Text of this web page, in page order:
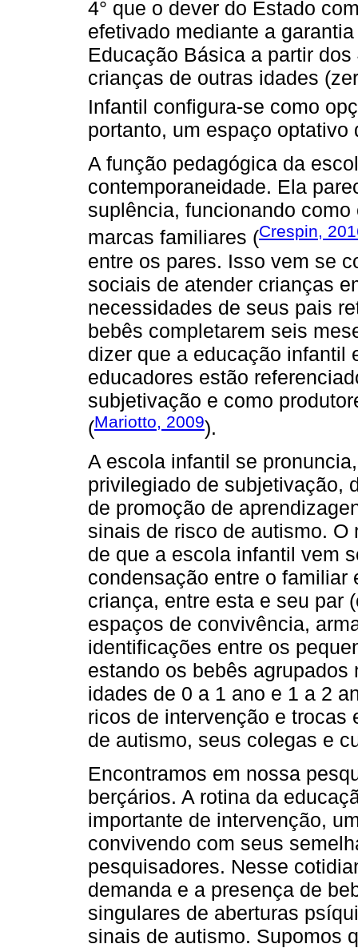
4° que o dever do Estado
efetivado mediante a
Educação Básica a partir
crianças de outras idades
Infantil configura-se como
portanto, um espaço
A função pedagógica da
contemporaneidade. Ela
suplência, funcionando
marcas familiares (Crespin,
entre os pares. Isso vem se
sociais de atender crianças
necessidades de seus pais
bebês completarem seis
dizer que a educação infantil
educadores estão
subjetivação e como
(Mariotto, 2009).
A escola infantil se
privilegiado de subjetivação,
de promoção de
sinais de risco de autismo.
de que a escola infantil vem
condensação entre o
criança, entre esta e seu par
espaços de convivência,
identificações entre os
estando os bebês
idades de 0 a 1 ano e 1 a 2
ricos de intervenção e trocas
de autismo, seus colegas e
Encontramos em nossa
berçários. A rotina da
importante de intervenção,
convivendo com seus
pesquisadores. Nesse
demanda e a presença de
singulares de aberturas
sinais de autismo. Supomos